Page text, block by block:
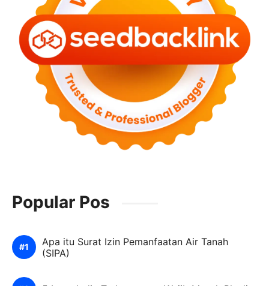
Popular Pos
Apa itu Surat Izin Pemanfaatan Air Tanah
(SIPA)